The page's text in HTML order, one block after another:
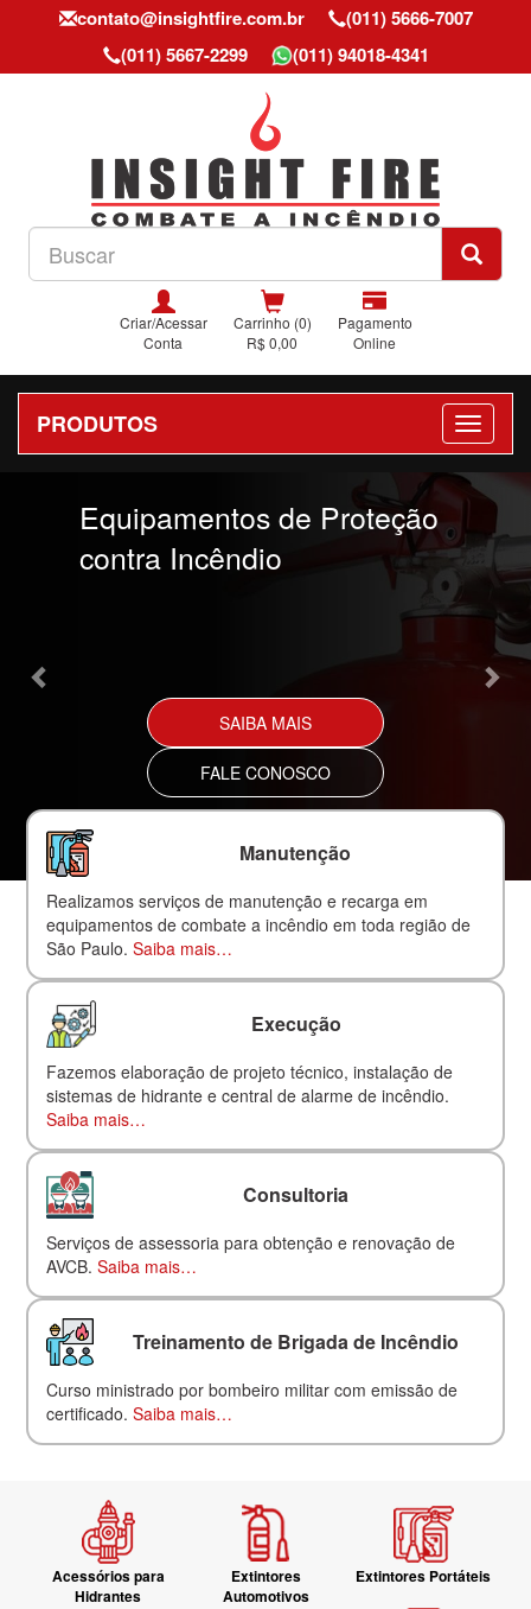
contato@insightfire.com.br
(011) 5666-7007
(011) 5667-2299
(011) 94018-4341
Criar/Acessar
Conta
Carrinho (0)
R$ 0,00
Pagamento
Online
PRODUTOS
Equipamentos de Proteção
contra Incêndio
SAIBA MAIS
FALE CONOSCO
Manutenção
Realizamos serviços de manutenção e recarga em
equipamentos de combate a incêndio em toda região de
São Paulo.Saiba mais…
Execução
Fazemos elaboração de projeto técnico, instalação de
sistemas de hidrante e central de alarme de incêndio.
Saiba mais…
Consultoria
Serviços de assessoria para obtenção e renovação de
AVCB.Saiba mais…
Treinamento de Brigada de Incêndio
Curso ministrado por bombeiro militar com emissão de
certificado.Saiba mais…
Acessórios para
Hidrantes
Extintores
Automotivos
Extintores Portáteis